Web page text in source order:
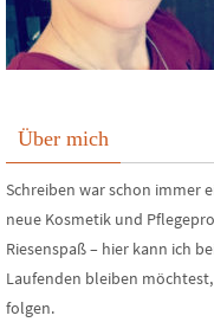
Über mich
Schreiben war schon immer
neue Kosmetik und
Riesenspaß – hier kann ich
Laufenden bleiben
folgen.